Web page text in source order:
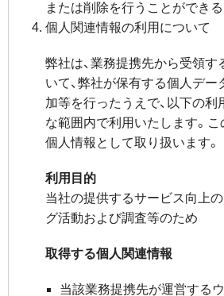
または削除を行うことができる
個人関連情報の利用について
弊社は、業務提携先から受領
いて、弊社が保有する個人デー
加等を行ったうえで、以下の
な範囲内で利用いたします。こ
個人情報として取り扱います。
利用目的
当社の提供するサービス向上
グ活動および調査等のため
取得する個人関連情報
当該業務提携先が運営する